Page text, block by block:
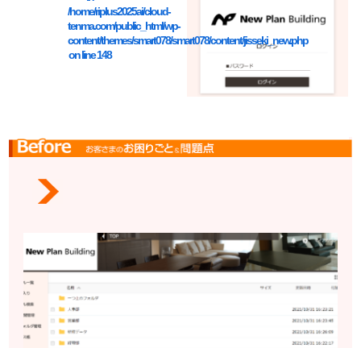
/home/riplus2025ai/cloud-
tenma.com/public_html/wp-
content/themes/smart078/smart078/content/jisseki_new.php
on line148